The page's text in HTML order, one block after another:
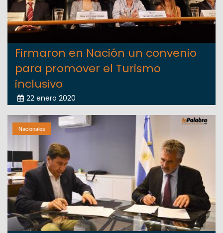
Firmaron en Nación un convenio
para promover el Turismo
inclusivo
22 enero 2020
Nacionales